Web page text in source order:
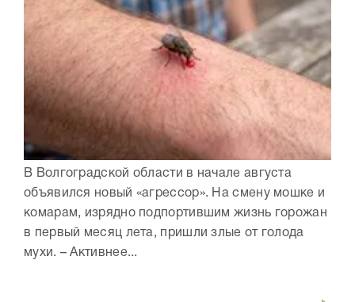
В Волгоградской области в начале августа
объявился новый «агрессор». На смену мошке и
комарам, изрядно подпортившим жизнь горожан
в первый месяц лета, пришли злые от голода
мухи. – Активнее...